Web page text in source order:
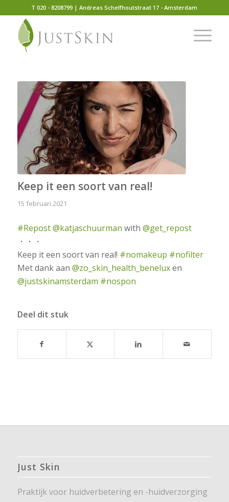
T 020 - 8208799 | Andreas Schelfhoutstraat 17 - Amsterdam
Keep it een soort van real!
15 februari 2021
#Repost @katjaschuurman with @get_repost
・・・
Keep it een soort van real! #nomakeup #nofilter
Met dank aan @zo_skin_health_beneluxen
@justskinamsterdam #nospon
Deel dit stuk
Just Skin
Praktijk voor huidverbetering en -huidverzorging